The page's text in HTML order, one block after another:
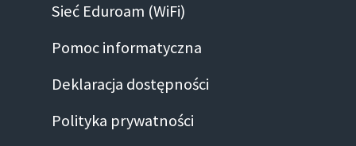
Sieć Eduroam (WiFi)
Pomoc informatyczna
Deklaracja dostępności
Polityka prywatności